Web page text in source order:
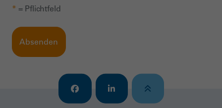
* = Pflichtfeld
Absenden